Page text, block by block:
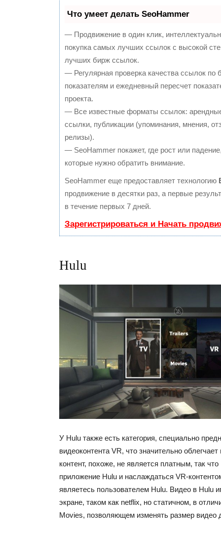
Что умеет делать SeoHammer
— Продвижение в один клик,
покупка самых лучших ссылок с высокой
лучших бирж ссылок.
— Регулярная проверка качества ссылок по
показателям и ежедневный пересчет
проекта.
— Все известные форматы ссылок:
ссылки, публикации (упоминания, мнения,
релизы).
— SeoHammer покажет, где рост или
которые нужно обратить внимание.
SeoHammer еще предоставляет технологию
продвижение в десятки раз, а первые
в течение первых 7 дней.
Зарегистрироваться и Начать
Hulu
У Hulu также есть категория, специально
видеоконтента VR, что значительно облегчает
контент, похоже, не является платным, так
приложение Hulu и наслаждаться VR-
являетесь пользователем Hulu. Видео в Hulu
экране, таком как netflix, но статичном, в
Movies, позволяющем изменять размер видео